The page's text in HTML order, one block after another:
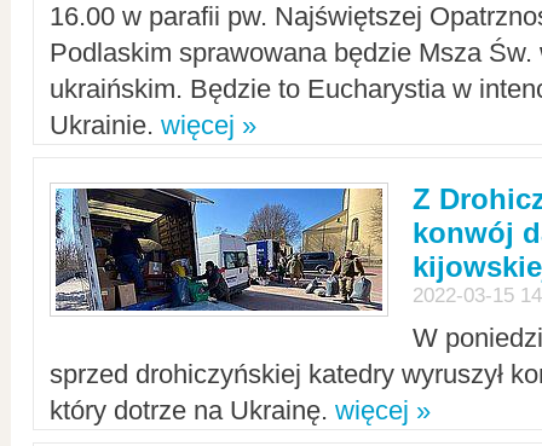
16.00 w parafii pw. Najświętszej
Podlaskim sprawowana będzie Msza Św.
ukraińskim. Będzie to Eucharystia w
Ukrainie. więcej »
Z
konwój
2022-03-15
W
sprzed drohiczyńskiej katedry wyruszył
który dotrze na Ukrainę. więcej »